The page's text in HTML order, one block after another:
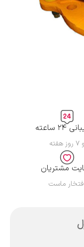
۲۴ ساعته
و ۷ روز هفته
مشتریان
ماست